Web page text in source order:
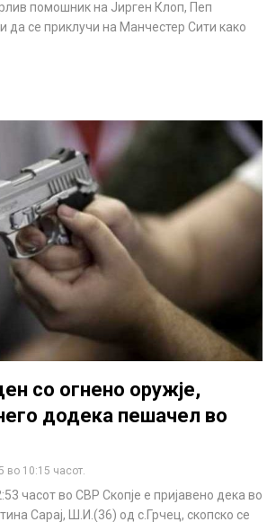
помошник на Јирген Клоп, Пеп
да се приклучи на Манчестер Сити како
со огнено оружје,
додека пешачел во
во 10:15 часот.
часот во СВР Скопје е пријавено дека во
Сарај, Ш.И.(36) од с.Грчец, скопско се